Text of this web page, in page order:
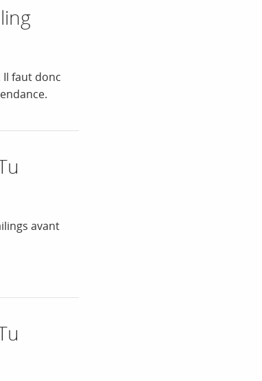
faut donc
avant